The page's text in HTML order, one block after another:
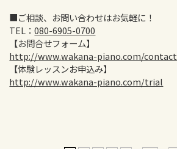
■ご相談、お問い合わせはお気軽に！
TEL：080-6905-0700
【お問合せフォーム】
http://www.wakana-piano.com/contact
【体験レッスンお申込み】
http://www.wakana-piano.com/trial